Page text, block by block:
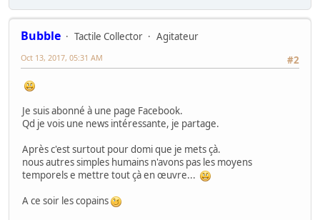
Bubble Tactile Collector
Agitateur
#2
Oct 13, 2017, 05:31 AM
Je suis abonné à une page Facebook.
Qd je vois une news intéressante, je partage.
Après c'est surtout pour domi que je mets çà.
nous autres simples humains n'avons pas les moyens
temporels e mettre tout çà en œuvre...
A ce soir les copains